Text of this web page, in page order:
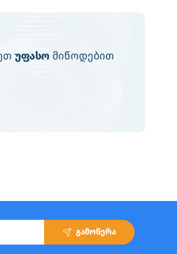
უფასო მიწოდებით
გამოწერა